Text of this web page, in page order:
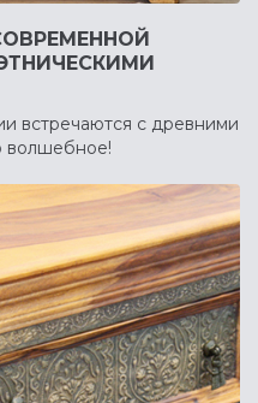
встречаются с древними
волшебное!